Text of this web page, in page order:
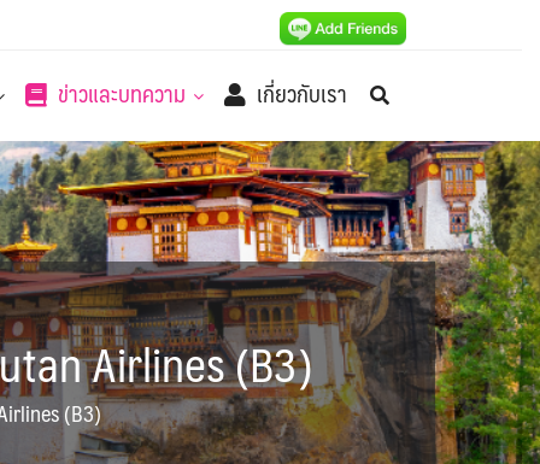
ข่าวและบทความ เกี่ยวกับเรา
Airlines (B3)
(B3)